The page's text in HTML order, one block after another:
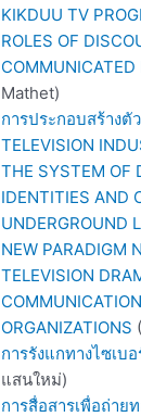
KIKDUU TV
ROLES OF
Mathet)
การประกอบสร้างตั
TELEVISION
THE SYSTEM OF
IDENTITIES AND
UNDERGROUND
NEW PARADIGM
TELEVISION
ORGANIZATIONS
การรังแกทางไซเ
แสนใหม่)
การสื่อสารเพื่อถ่า